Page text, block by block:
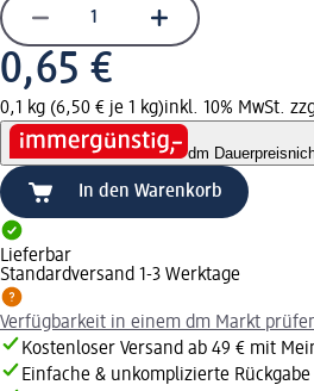
0,65 €
0,1 kg (6,50 € je 1 kg)inkl. 10% MwSt.
dm Dauerpreis
In den Warenkorb
Lieferbar
Standardversand 1-3 Werktage
Verfügbarkeit in einem dm Markt
Kostenloser Versand ab 49 € mit
Einfache & unkomplizierte Rückgabe